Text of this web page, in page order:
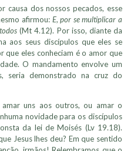
causa dos nossos pecados, esse
afirmou: E, por se multiplicar a
(Mt 4.12). Por isso, diante da
aos seus discípulos que eles se
que eles conheciam é o amor que
O mandamento envolve um
seria demonstrado na cruz do
uns aos outros, ou amar o
novidade para os discípulos
da lei de Moisés (Lv 19.18).
Jesus lhes deu? Em que sentido